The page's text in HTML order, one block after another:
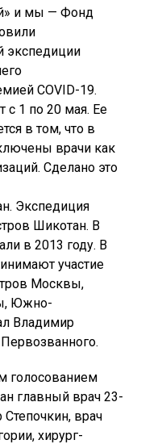
и мы — Фонд
экспедиции
COVID-19.
с 1 по 20 мая. Ее
в том, что в
врачи как
Сделано это
Экспедиция
Шикотан. В
в 2013 году. В
участие
Москвы,
Южно-
Владимир
голосованием
главный врач 23-
врач
хирург-